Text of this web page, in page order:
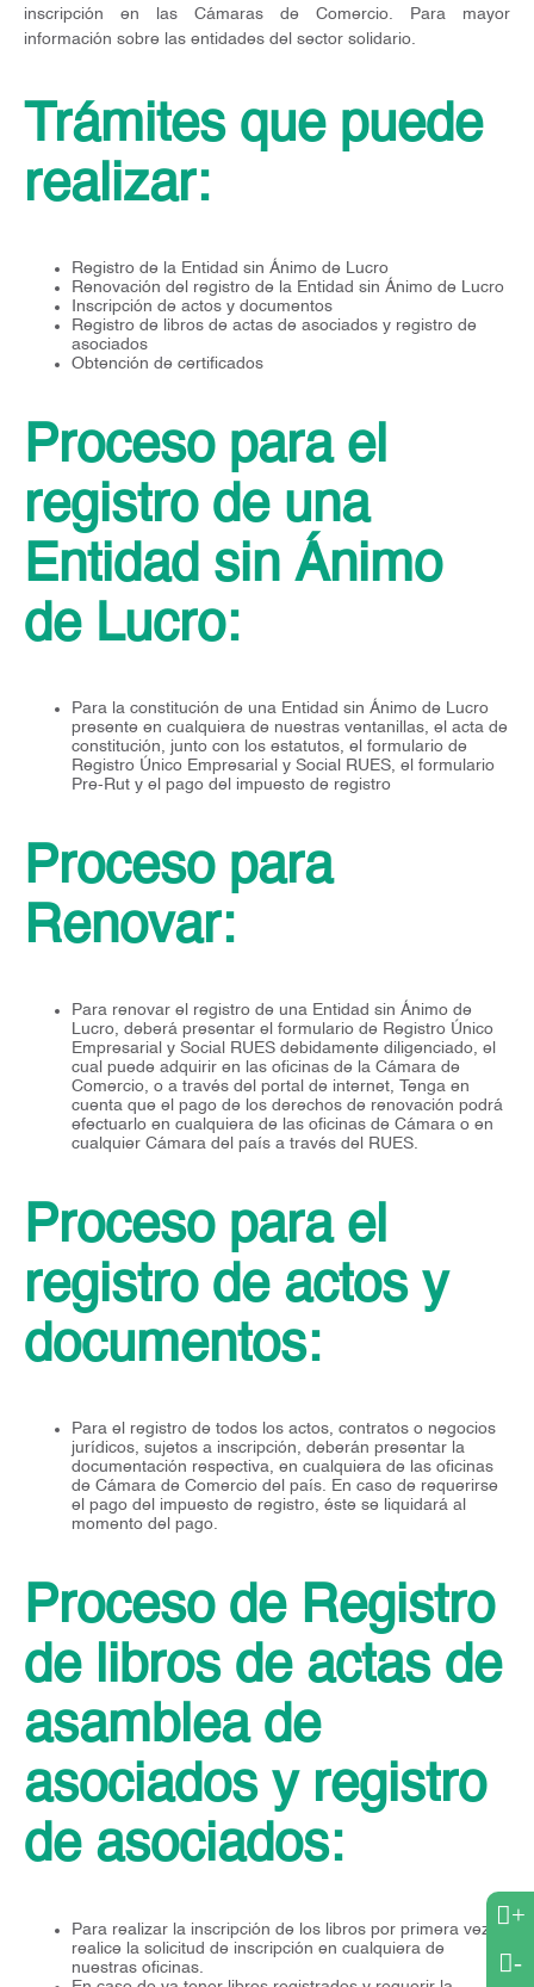
inscripción en las Cámaras de Comercio. Para mayor
información sobre las entidades del sector solidario.
Trámites que puede
realizar:
Registro de la Entidad sin Ánimo de Lucro
Renovación del registro de la Entidad sin Ánimo de Lucro
Inscripción de actos y documentos
Registro de libros de actas de asociados y registro de
asociados
Obtención de certificados
Proceso para el
registro de una
Entidad sin Ánimo
de Lucro:
Para la constitución de una Entidad sin Ánimo de Lucro
presente en cualquiera de nuestras ventanillas, el acta de
constitución, junto con los estatutos, el formulario de
Registro Único Empresarial y Social RUES, el formulario
Pre-Rut y el pago del impuesto de registro
Proceso para
Renovar:
Para renovar el registro de una Entidad sin Ánimo de
Lucro, deberá presentar el formulario de Registro Único
Empresarial y Social RUES debidamente diligenciado, el
cual puede adquirir en las oficinas de la Cámara de
Comercio, o a través del portal de internet, Tenga en
cuenta que el pago de los derechos de renovación podrá
efectuarlo en cualquiera de las oficinas de Cámara o en
cualquier Cámara del país a través del RUES.
Proceso para el
registro de actos y
documentos:
Para el registro de todos los actos, contratos o negocios
jurídicos, sujetos a inscripción, deberán presentar la
documentación respectiva, en cualquiera de las oficinas
de Cámara de Comercio del país. En caso de requerirse
el pago del impuesto de registro, éste se liquidará al
momento del pago.
Proceso de Registro
de libros de actas de
asamblea de
asociados y registro
de asociados:
Para realizar la inscripción de los libros por primera vez
realice la solicitud de inscripción en cualquiera de
nuestras oficinas.
+
-